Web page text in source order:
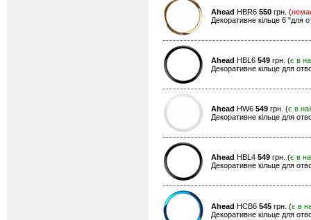
Ahead HBR6 550 грн. (
Декоративне кільце 6 "для
Ahead HBL6 549 грн. (є в
Декоративне кільце для
Ahead HW6 549 грн. (є в
Декоративне кільце для
Ahead HBL4 549 грн. (є в
Декоративне кільце для
Ahead HCB6 545 грн. (є в
Декоративне кільце для